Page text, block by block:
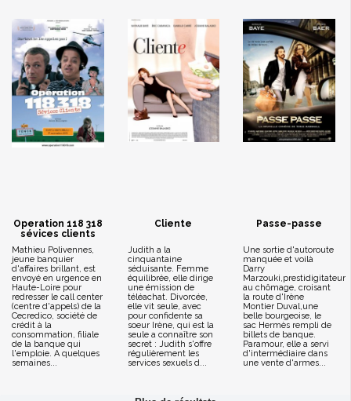
Operation 118 318
sévices clients
Mathieu Polivennes,
jeune banquier
d'affaires brillant, est
envoyé en urgence en
Haute-Loire pour
redresser le call center
(centre d'appels) de la
Cecredico, société de
crédit à la
consommation, filiale
de la banque qui
l'emploie. A quelques
semaines...
Cliente
Judith a la
cinquantaine
séduisante. Femme
équilibrée, elle dirige
une émission de
téléachat. Divorcée,
elle vit seule, avec
pour confidente sa
soeur Irène, qui est la
seule a connaître son
secret : Judith s'offre
régulièrement les
services sexuels d...
Passe-passe
Une sortie d'autoroute
manquée et voilà
Darry
Marzouki,prestidigitateur
au chômage, croisant
la route d'Irène
Montier Duval,une
belle bourgeoise, le
sac Hermès rempli de
billets de banque.
Paramour, elle a servi
d'intermédiaire dans
une vente d'armes...